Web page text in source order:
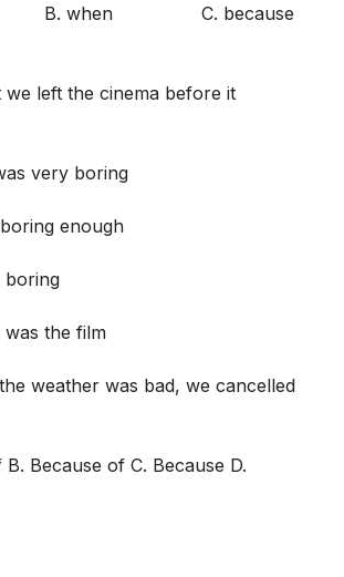
B. when C. because
left the cinema before it
very boring
enough
boring
was the film
weather was bad, we cancelled
Because of C. Because D.